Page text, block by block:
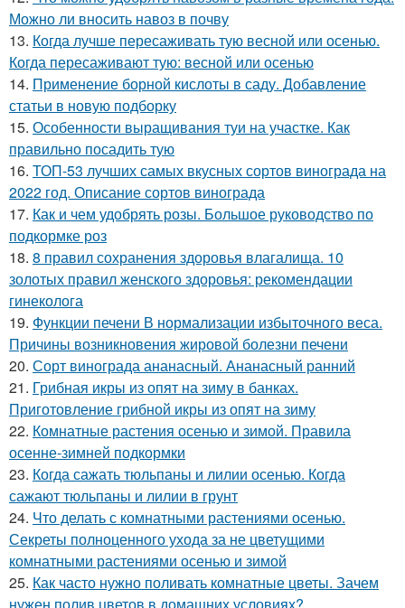
Можно ли вносить навоз в почву
13. Когда лучше пересаживать тую весной или осенью.
Когда пересаживают тую: весной или осенью
14. Применение борной кислоты в саду. Добавление
статьи в новую подборку
15. Особенности выращивания туи на участке. Как
правильно посадить тую
16. ТОП-53 лучших самых вкусных сортов винограда на
2022 год. Описание сортов винограда
17. Как и чем удобрять розы. Большое руководство по
подкормке роз
18. 8 правил сохранения здоровья влагалища. 10
золотых правил женского здоровья: рекомендации
гинеколога
19. Функции печени В нормализации избыточного веса.
Причины возникновения жировой болезни печени
20. Сорт винограда ананасный. Ананасный ранний
21. Грибная икры из опят на зиму в банках.
Приготовление грибной икры из опят на зиму
22. Комнатные растения осенью и зимой. Правила
осенне-зимней подкормки
23. Когда сажать тюльпаны и лилии осенью. Когда
сажают тюльпаны и лилии в грунт
24. Что делать с комнатными растениями осенью.
Секреты полноценного ухода за не цветущими
комнатными растениями осенью и зимой
25. Как часто нужно поливать комнатные цветы. Зачем